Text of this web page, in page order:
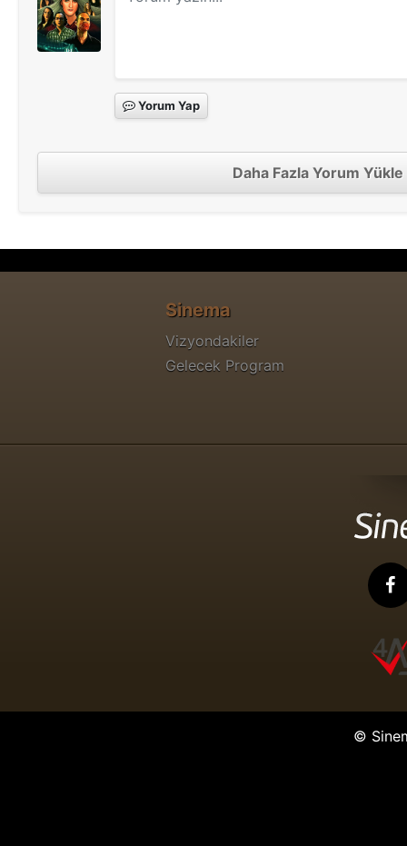
Yorum Yap
Daha Fazla Yorum Yükle
Sinema
Vizyondakiler
Gelecek Program
©